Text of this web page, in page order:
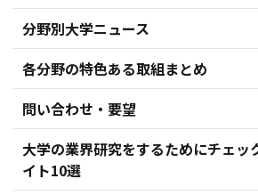
分野別大学ニュース
各分野の特色ある取組まとめ
問い合わせ・要望
大学の業界研究をするためにチェッ
イト10選